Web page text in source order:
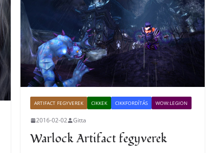
ARTIFACT FEGYVEREK CIKKEK CIKKFORDÍTÁS WOW:LEGION
2016-02-02 Gitta
Warlock Artifact fegyverek